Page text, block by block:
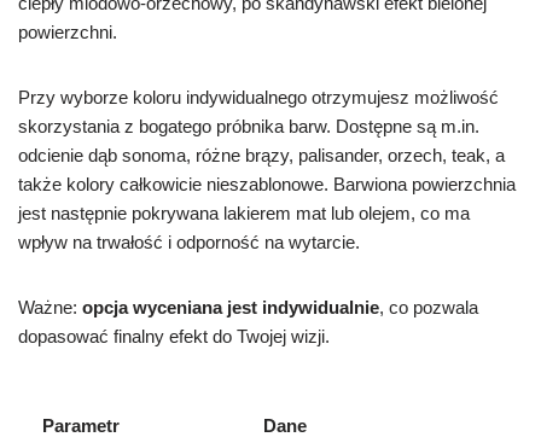
powierzchni.
Przy wyborze koloru indywidualnego otrzymujesz możliwość
skorzystania z bogatego próbnikа barw. Dostępne są m.in.
odcienie dąb sonoma, różne brązy, palisander, orzech, teak, a
także kolory całkowicie nieszablonowe. Barwiona powierzchnia
jest następnie pokrywana lakierem mat lub olejem, co ma
wpływ na trwałość i odporność na wytarcie.
Ważne: opcja wyceniana jest indywidualnie, co pozwala
dopasować finalny efekt do Twojej wizji.
Parametr Dane